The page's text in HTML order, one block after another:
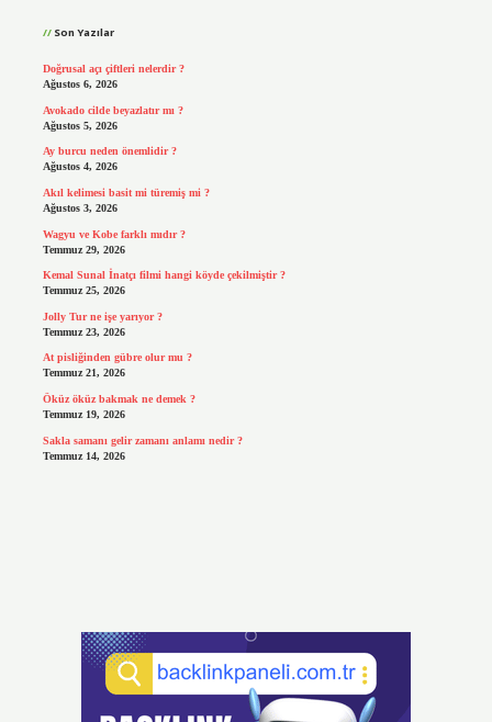
Son Yazılar
Doğrusal açı çiftleri nelerdir ?
Ağustos 6, 2026
Avokado cilde beyazlatır mı ?
Ağustos 5, 2026
Ay burcu neden önemlidir ?
Ağustos 4, 2026
Akıl kelimesi basit mi türemiş mi ?
Ağustos 3, 2026
Wagyu ve Kobe farklı mıdır ?
Temmuz 29, 2026
Kemal Sunal İnatçı filmi hangi köyde çekilmiştir ?
Temmuz 25, 2026
Jolly Tur ne işe yarıyor ?
Temmuz 23, 2026
At pisliğinden gübre olur mu ?
Temmuz 21, 2026
Öküz öküz bakmak ne demek ?
Temmuz 19, 2026
Sakla samanı gelir zamanı anlamı nedir ?
Temmuz 14, 2026